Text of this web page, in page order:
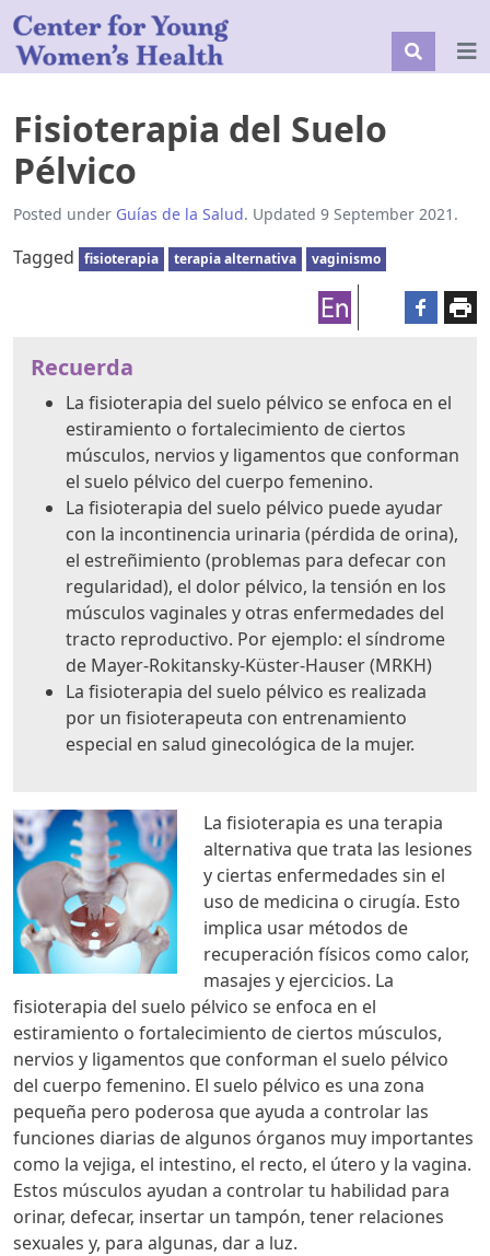
Fisioterapia del Suelo
Pélvico
Posted under Guías de la Salud. Updated 9 September 2021.
Tagged fisioterapia terapia alternativa vaginismo
Recuerda
La fisioterapia del suelo pélvico se enfoca en el
estiramiento o fortalecimiento de ciertos
músculos, nervios y ligamentos que conforman
el suelo pélvico del cuerpo femenino.
La fisioterapia del suelo pélvico puede ayudar
con la incontinencia urinaria (pérdida de orina),
el estreñimiento (problemas para defecar con
regularidad), el dolor pélvico, la tensión en los
músculos vaginales y otras enfermedades del
tracto reproductivo. Por ejemplo: el síndrome
de Mayer-Rokitansky-Küster-Hauser (MRKH)
La fisioterapia del suelo pélvico es realizada
por un fisioterapeuta con entrenamiento
especial en salud ginecológica de la mujer.
La fisioterapia es una terapia
alternativa que trata las lesiones
y ciertas enfermedades sin el
uso de medicina o cirugía. Esto
implica usar métodos de
recuperación físicos como calor,
masajes y ejercicios. La
fisioterapia del suelo pélvico se enfoca en el
estiramiento o fortalecimiento de ciertos músculos,
nervios y ligamentos que conforman el suelo pélvico
del cuerpo femenino. El suelo pélvico es una zona
pequeña pero poderosa que ayuda a controlar las
funciones diarias de algunos órganos muy importantes
como la vejiga, el intestino, el recto, el útero y la vagina.
Estos músculos ayudan a controlar tu habilidad para
orinar, defecar, insertar un tampón, tener relaciones
sexuales y, para algunas, dar a luz.